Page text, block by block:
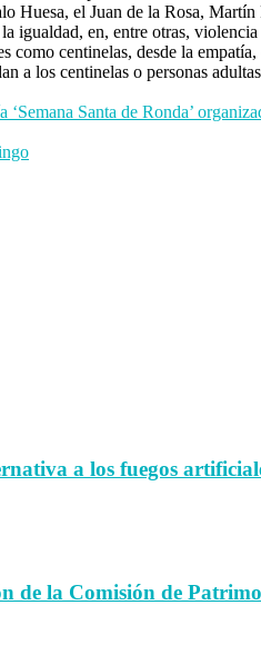
Huesa, el Juan de la Rosa,
igualdad, en, entre otras,
como centinelas, desde la
a los centinelas o personas
Santa de Ronda’
a los fuegos
de la Comisión de